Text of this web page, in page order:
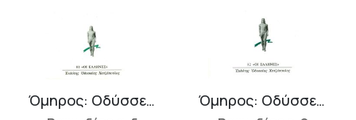
Όμηρος: Οδύσσεια 1 Όμηρος: Οδύσσεια 2